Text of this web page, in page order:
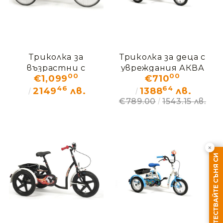
Триколка за
възрастни с
увреждания
ЛИБЕРТИ Vermeiren
€1,09900
214946 лв.
Триколка за деца с
увреждания АКВА
Vermeiren
€71000
138864 лв.
€789.00 1543.15 лв.
ТЕСТВАЙТЕ СЪНЯ СИ
×